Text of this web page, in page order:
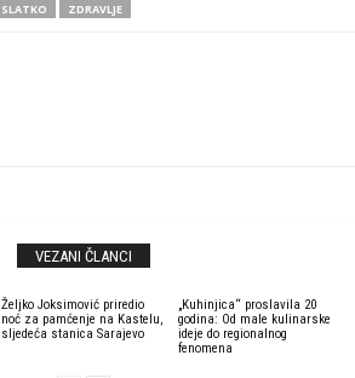
SLATKO ZDRAVLJE
VEZANI ČLANCI
Željko Joksimović priredio
noć za pamćenje na Kastelu,
sljedeća stanica Sarajevo
„Kuhinjica“ proslavila 20
godina: Od male kulinarske
ideje do regionalnog
fenomena